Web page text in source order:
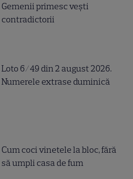
Gemenii primesc vești
contradictorii
Loto 6/49 din 2 august 2026.
Numerele extrase duminică
Cum coci vinetele la bloc, fără
să umpli casa de fum